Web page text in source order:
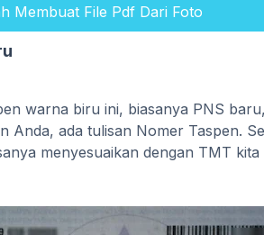
Membuat File Pdf Dari Foto
warna biru ini, biasanya PNS
Anda, ada tulisan Nomer Taspen.
menyesuaikan dengan TMT kita